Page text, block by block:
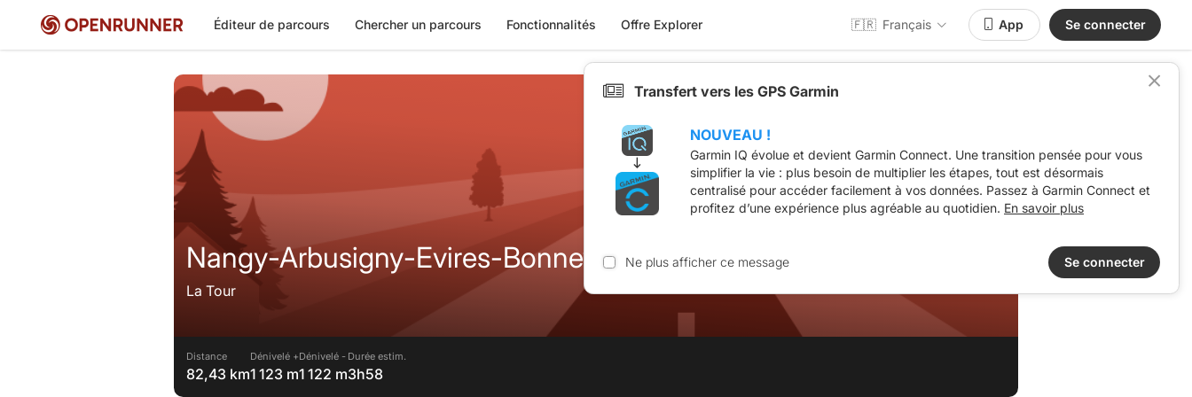
Éditeur de parcours Chercher un parcours Fonctionnalités Offre Explorer 🇫🇷 Français App Se connecter
Nangy-Arbusigny-Evires-Bonneville-Côte d'hyot
La Tour
Distance
82,43 km
Dénivelé +
1 123 m
Dénivelé -
1 122 m
Durée estim.
3h58
Transfert vers les GPS Garmin
NOUVEAU !
Garmin IQ évolue et devient Garmin Connect. Une transition pensée pour vous
simplifier la vie : plus besoin de multiplier les étapes, tout est désormais
centralisé pour accéder facilement à vos données. Passez à Garmin Connect et
profitez d’une expérience plus agréable au quotidien. En savoir plus
Ne plus afficher ce message Se connecter